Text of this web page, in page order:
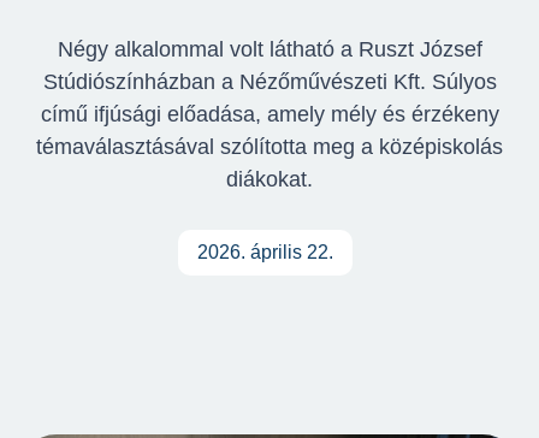
Négy alkalommal volt látható a Ruszt József
Stúdiószínházban a Nézőművészeti Kft. Súlyos
című ifjúsági előadása, amely mély és érzékeny
témaválasztásával szólította meg a középiskolás
diákokat.
2026. április 22.